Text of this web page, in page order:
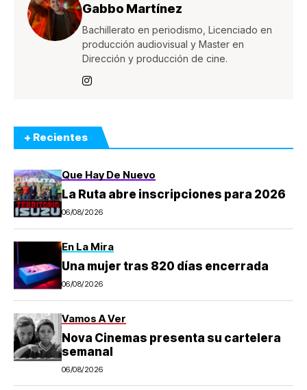
Gabbo Martínez
Bachillerato en periodismo, Licenciado en
producción audiovisual y Master en
Dirección y producción de cine.
+ Recientes
Que Hay De Nuevo
La Ruta abre inscripciones para 2026
06/08/2026
En La Mira
Una mujer tras 820 días encerrada
06/08/2026
Vamos A Ver
Nova Cinemas presenta su cartelera
semanal
06/08/2026